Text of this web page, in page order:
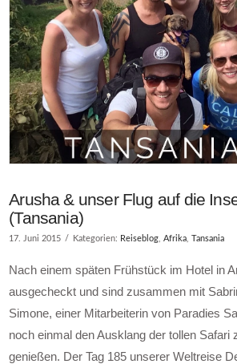
Arusha & unser Flug auf die
(Tansania)
17. Juni 2015 Kategorien: Reiseblog ,Afrika ,Tansania
Nach einem späten Frühstück im Hotel in
ausgecheckt und sind zusammen mit
Simone, einer Mitarbeiterin von Paradies
noch einmal den Ausklang der tollen Safari
genießen. Der Tag 185 unserer Weltreise